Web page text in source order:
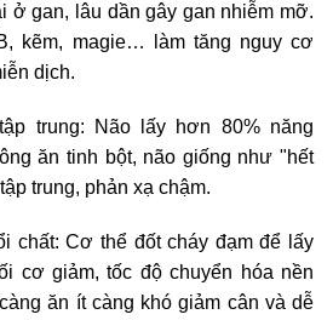
ở gan, lâu dần gây gan nhiễm mỡ.
kẽm, magie… làm tăng nguy cơ
dịch.
trung: Não lấy hơn 80% năng
ăn tinh bột, não giống như "hết
trung, phản xạ chậm.
chất: Cơ thể đốt cháy đạm để lấy
cơ giảm, tốc độ chuyển hóa nền
ăn ít càng khó giảm cân và dễ